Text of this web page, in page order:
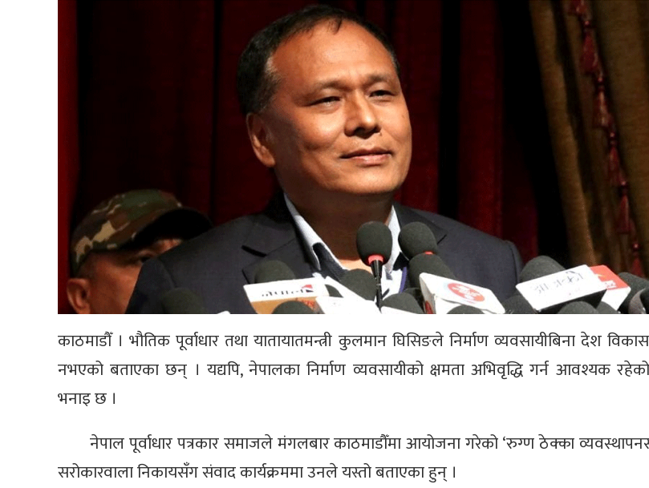
काठमाडौँ । भौतिक पूर्वाधार तथा यातायातमन्त्री कुलमान घिसिङले निर्माण व्यवसायीबिना देश
नभएको बताएका छन् । यद्यपि, नेपालका निर्माण व्यवसायीको क्षमता अभिवृद्धि गर्न आवश्यक
भनाइ छ ।
नेपाल पूर्वाधार पत्रकार समाजले मंगलबार काठमाडौँमा आयोजना गरेको ‘रुग्ण ठेक्का
सरोकारवाला निकायसँग संवाद कार्यक्रममा उनले यस्तो बताएका हुन् ।